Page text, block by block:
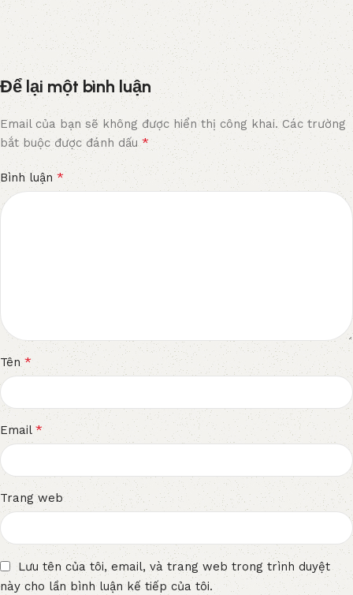
Để lại một bình luận
Email của bạn sẽ không được hiển thị công khai. Các trường
bắt buộc được đánh dấu*
Bình luận*
Tên *
Email *
Trang web
Lưu tên của tôi, email, và trang web trong trình duyệt
này cho lần bình luận kế tiếp của tôi.